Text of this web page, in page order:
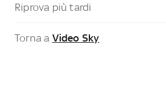
Riprova più tardi
Torna a Video Sky